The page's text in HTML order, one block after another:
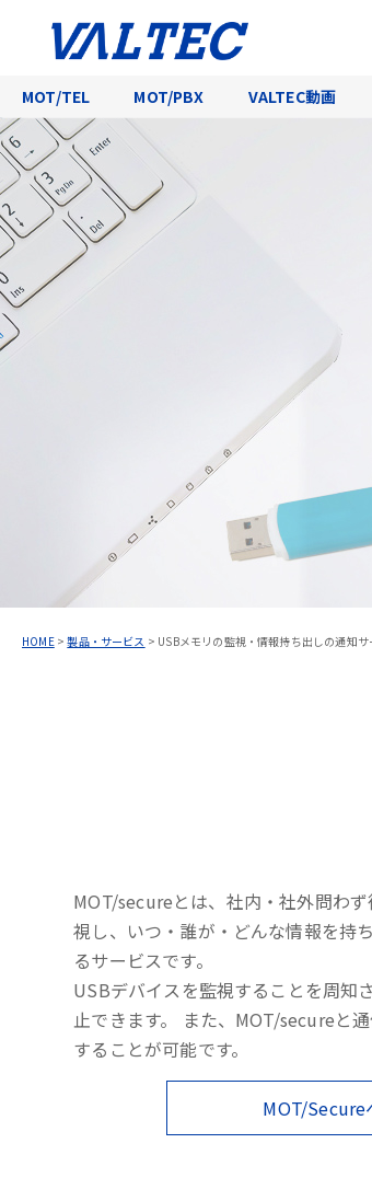
MOT/TEL MOT/PBX VALTEC動画
HOME>製品・サービス > USBメモリの監視・情報持ち出しの通知サ
MOT/secureとは、社内・社外問わ
視し、いつ・誰が・どんな情報を持
るサービスです。
USBデバイスを監視することを周知
止できます。 また、MOT/secureと
することが可能です。
MOT/Secure